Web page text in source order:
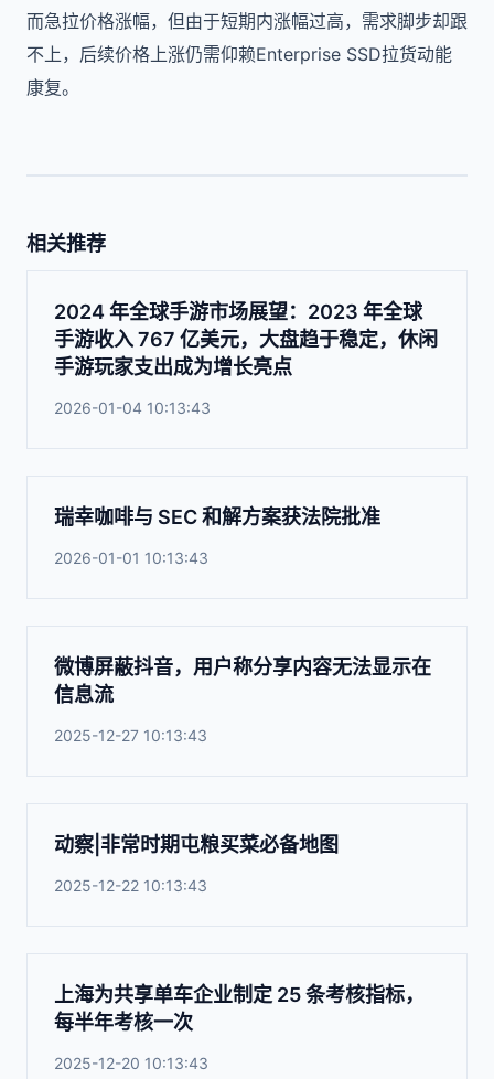
而急拉价格涨幅，但由于短期内涨幅过高，需求脚步却跟
不上，后续价格上涨仍需仰赖Enterprise SSD拉货动能
康复。
相关推荐
2024 年全球手游市场展望：2023 年全球
手游收入 767 亿美元，大盘趋于稳定，休闲
手游玩家支出成为增长亮点
2026-01-04 10:13:43
瑞幸咖啡与 SEC 和解方案获法院批准
2026-01-01 10:13:43
微博屏蔽抖音，用户称分享内容无法显示在
信息流
2025-12-27 10:13:43
动察|非常时期屯粮买菜必备地图
2025-12-22 10:13:43
上海为共享单车企业制定 25 条考核指标，
每半年考核一次
2025-12-20 10:13:43